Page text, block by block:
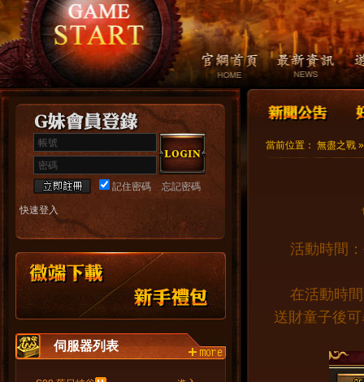
當前位置： 無盡之戰
活動時間：
在活動時間
送財童子後
帳號
密碼
記住密碼
忘記密碼
快速登入
新手禮包
伺服器列表
more